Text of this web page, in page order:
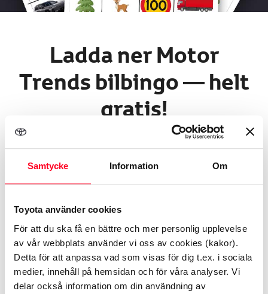
Samtycke Information Om
Toyota använder cookies
För att du ska få en bättre och mer personlig upplevelse
av vår webbplats använder vi oss av cookies (kakor).
Detta för att anpassa vad som visas för dig t.ex. i sociala
medier, innehåll på hemsidan och för våra analyser. Vi
delar också information om din användning av
Ladda ner Motor
Trends bilbingo — helt
gratis!
Perfekt för bilsemestern, utflykten eller den längre
bilar i olika färger längs vägen. En enkel och kul
aktivitet som gör resan lite roligare för hela familjen.
Ladda ner som PDFoch skriv ut inför resan.